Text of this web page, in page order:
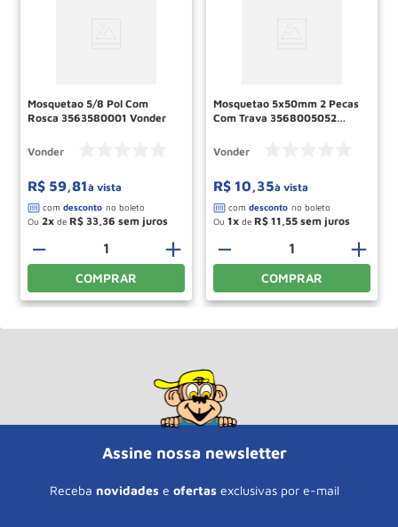
Mosquetao 5/8 Pol Com
Rosca 3563580001 Vonder
Vonder
R$ 59,81à vista
Ou 2 de R$ 33,36
＋
－
COMPRAR
Mosquetao 5x50mm 2 Pecas
Com Trava 3568005052
Vonder
R$ 10,35à vista
Ou 1 de R$ 11,55
＋
－
COMPRAR
Assine nossa newsletter
Receba novidades e ofertas exclusivas por e-mail